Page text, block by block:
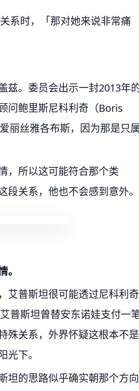
系时，「那对她来说非常痛
兹。委员会出示一封2013年
问鲍里斯尼科利奇（Boris
丽丝雅各布斯，因为那是只
，所以这可能符合那个类
关系，他也不会感到意外。
艾普斯坦很可能透过尼科利奇
普斯坦曾替安东诺娃支付一
殊关系，外界怀疑这根本不是
下。
坦的思路似乎确实朝那个方向